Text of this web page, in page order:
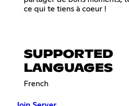
ce qui te tiens à coeur !
SUPPORTED
LANGUAGES
French